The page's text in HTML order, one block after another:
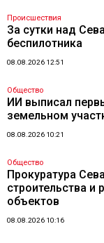
Происшествия
За сутки над
беспилотника
08.08.2026 12:51
Общество
ИИ выписал
земельном
08.08.2026 10:21
Общество
Прокуратура
строительства и
объектов
08.08.2026 10:16